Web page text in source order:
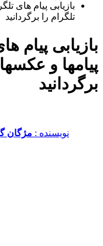
تلگرام را برگردانید
پیامها و
برگردانید
نویسنده :‌ مژگان